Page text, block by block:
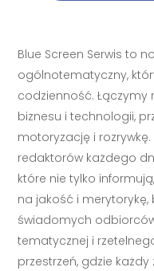
Blue Screen Serwis to
ogólnotematyczny,
codzienność. Łączymy
biznesu i technologii,
motoryzację i
redaktorów każdego
które nie tylko
na jakość i
świadomych
tematycznej i
przestrzeń, gdzie